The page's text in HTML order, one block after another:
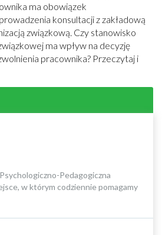
ma obowiązek
konsultacji z zakładową
związkową. Czy stanowisko
ma wpływ na decyzję
pracownika? Przeczytaj i
Pedagogiczna
w którym codziennie pomagamy